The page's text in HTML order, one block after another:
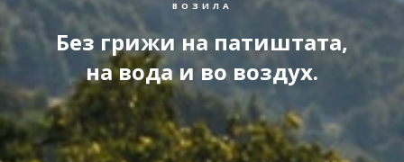
ВОЗИЛА
Без грижи на патиштата,
на вода и во воздух.